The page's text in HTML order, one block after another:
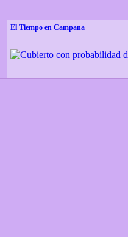
El Tiempo en Campana